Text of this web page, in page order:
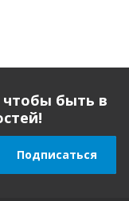
чтобы быть в